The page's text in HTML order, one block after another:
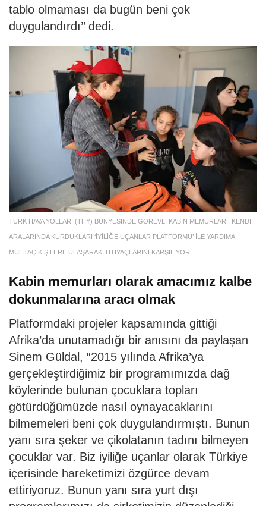
tablo olmaması da bugün beni çok
duygulandırdı’’ dedi.
TÜRK HAVA YOLLARI (THY) BÜNYESİNDE GÖREVLİ KABİN MEMURLARI, KENDİ
ARALARINDA KURDUKLARI ‘İYİLİĞE UÇANLAR PLATFORMU’ İLE YARDIMA
MUHTAÇ KİŞİLERE ULAŞARAK İHTİYAÇLARINI KARŞILIYOR.
Kabin memurları olarak amacımız kalbe
dokunmalarına aracı olmak
Platformdaki projeler kapsamında gittiği
Afrika’da unutamadığı bir anısını da paylaşan
Sinem Güldal, “2015 yılında Afrika’ya
gerçekleştirdiğimiz bir programımızda dağ
köylerinde bulunan çocuklara topları
götürdüğümüzde nasıl oynayacaklarını
bilmemeleri beni çok duygulandırmıştı. Bunun
yanı sıra şeker ve çikolatanın tadını bilmeyen
çocuklar var. Biz iyiliğe uçanlar olarak Türkiye
içerisinde hareketimizi özgürce devam
ettiriyoruz. Bunun yanı sıra yurt dışı